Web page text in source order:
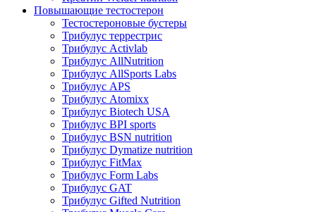
Повышающие тестостерон
Тестостероновые бустеры
Трибулус террестрис
Трибулус Activlab
Трибулус AllNutrition
Трибулус AllSports Labs
Трибулус APS
Трибулус Atomixx
Трибулус Biotech USA
Трибулус BPI sports
Трибулус BSN nutrition
Трибулус Dymatize nutrition
Трибулус FitMax
Трибулус Form Labs
Трибулус GAT
Трибулус Gifted Nutrition